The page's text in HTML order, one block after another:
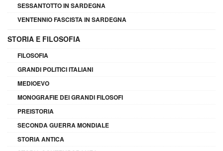
SESSANTOTTO IN SARDEGNA
VENTENNIO FASCISTA IN SARDEGNA
STORIA E FILOSOFIA
FILOSOFIA
GRANDI POLITICI ITALIANI
MEDIOEVO
MONOGRAFIE DEI GRANDI FILOSOFI
PREISTORIA
SECONDA GUERRA MONDIALE
STORIA ANTICA